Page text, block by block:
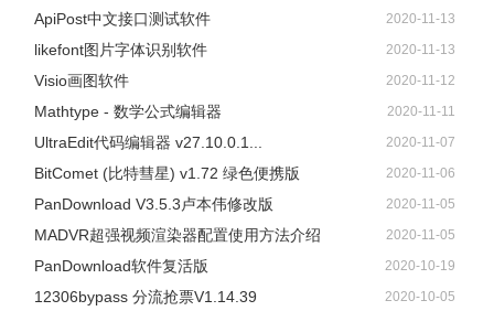
ApiPost中文接口测试软件 2020-11-13
likefont图片字体识别软件 2020-11-13
Visio画图软件 2020-11-12
Mathtype - 数学公式编辑器 2020-11-11
UltraEdit代码编辑器 v27.10.0.1... 2020-11-07
BitComet (比特彗星) v1.72 绿色便携版 2020-11-06
PanDownload V3.5.3卢本伟修改版 2020-11-05
MADVR超强视频渲染器配置使用方法介绍 2020-11-05
PanDownload软件复活版 2020-10-19
12306bypass 分流抢票V1.14.39 2020-10-05